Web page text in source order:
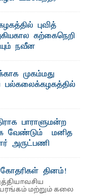
கனவு என்னால்
மாணவரும் ...
புவித்
கற்கைநெறி
நவீன
மற்றும் கலாசார
முகம்மது
பல்கலைக்கழகத்தில்
பாராளுமன்ற
வேண்டும் – மனித
அருட்பணி
அரசுசாரா
...
தினம்!
மற்றும் கலை